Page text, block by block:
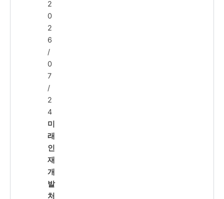
2
0
2
6
/
0
7
/
2
4
미
래
인
재
개
발
처